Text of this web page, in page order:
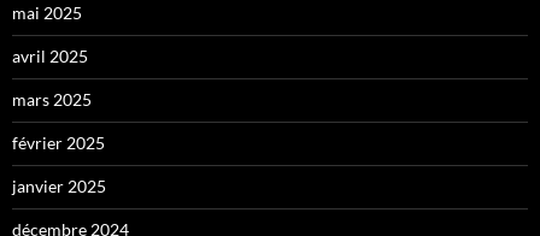
mai 2025
avril 2025
mars 2025
février 2025
janvier 2025
décembre 2024